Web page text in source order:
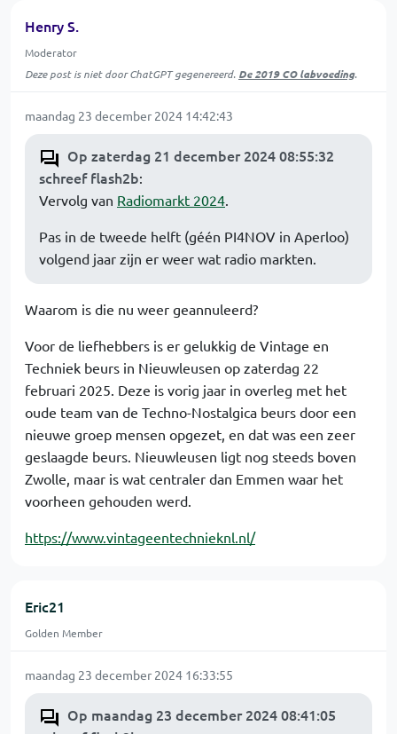
Henry S.
Moderator
Deze post is niet door ChatGPT gegenereerd. De 2019 CO labvoeding.
maandag 23 december 2024 14:42:43
Op zaterdag 21 december 2024 08:55:32
schreef flash2b:
Vervolg van Radiomarkt 2024.
Pas in de tweede helft (géén PI4NOV in Aperloo)
volgend jaar zijn er weer wat radio markten.
Waarom is die nu weer geannuleerd?
Voor de liefhebbers is er gelukkig de Vintage en
Techniek beurs in Nieuwleusen op zaterdag 22
februari 2025. Deze is vorig jaar in overleg met het
oude team van de Techno-Nostalgica beurs door een
nieuwe groep mensen opgezet, en dat was een zeer
geslaagde beurs. Nieuwleusen ligt nog steeds boven
Zwolle, maar is wat centraler dan Emmen waar het
voorheen gehouden werd.
https://www.vintageentechnieknl.nl/
Eric21
Golden Member
maandag 23 december 2024 16:33:55
Op maandag 23 december 2024 08:41:05